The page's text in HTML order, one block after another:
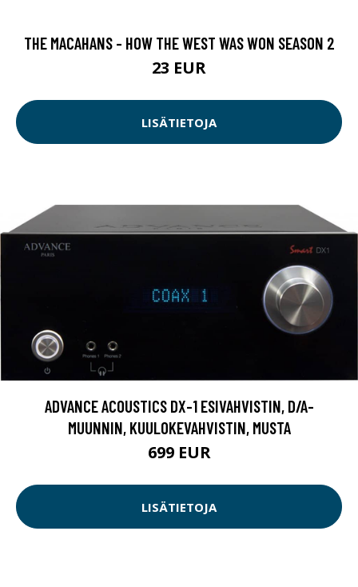
THE MACAHANS - HOW THE WEST WAS WON SEASON 2
23 EUR
LISÄTIETOJA
ADVANCE ACOUSTICS DX-1 ESIVAHVISTIN, D/A-
MUUNNIN, KUULOKEVAHVISTIN, MUSTA
699 EUR
LISÄTIETOJA